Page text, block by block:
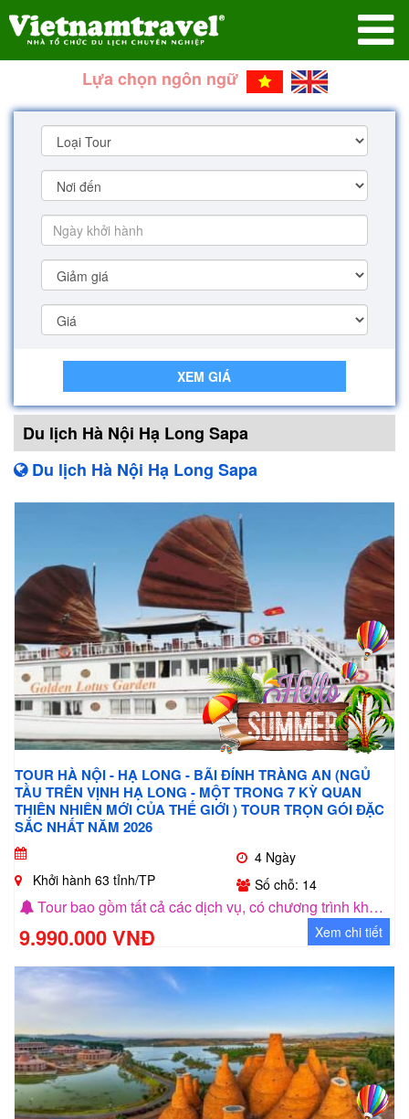
Lựa chọn ngôn ngữ
XEM GIÁ
Du lịch Hà Nội Hạ Long Sapa
Du lịch Hà Nội Hạ Long Sapa
TOUR HÀ NỘI - HẠ LONG - BÃI ĐÍNH TRÀNG AN (NGỦ
TẦU TRÊN VỊNH HẠ LONG - MỘT TRONG 7 KỲ QUAN
THIÊN NHIÊN MỚI CỦA THẾ GIỚI ) TOUR TRỌN GÓI ĐẶC
SẮC NHẤT NĂM 2026
4 Ngày
Khởi hành 63 tỉnh/TP
Số chỗ: 14
Tour bao gồm tất cả các dịch vụ, có chương trình khuyến mãi cho nhóm khách 5 người
9.990.000 VNĐ Xem chi tiết